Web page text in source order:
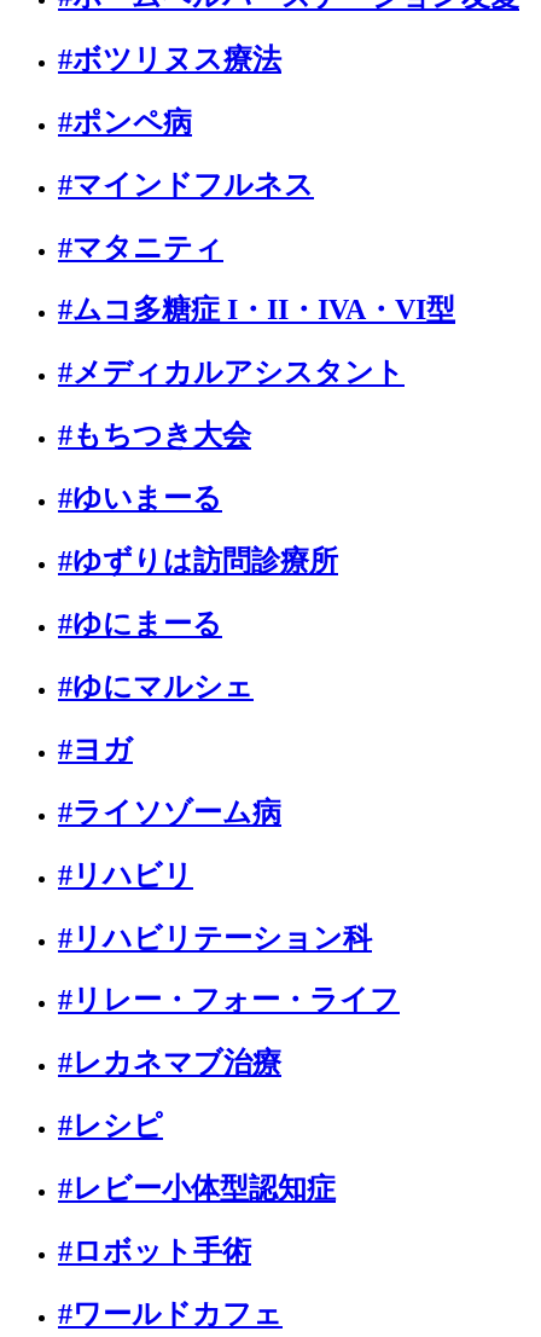
#ボツリヌス療法
#ポンペ病
#マインドフルネス
#マタニティ
#ムコ多糖症 I・II・IVA・VI型
#メディカルアシスタント
#もちつき大会
#ゆいまーる
#ゆずりは訪問診療所
#ゆにまーる
#ゆにマルシェ
#ヨガ
#ライソゾーム病
#リハビリ
#リハビリテーション科
#リレー・フォー・ライフ
#レカネマブ治療
#レシピ
#レビー小体型認知症
#ロボット手術
#ワールドカフェ